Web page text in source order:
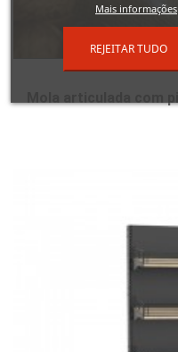
Mais informações
REJEITAR TUDO